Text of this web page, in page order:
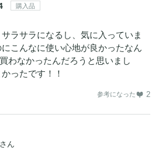
購入品
ラサラになるし、気に入っていま
こんなに使い心地が良かったなん
わなかったんだろうと思いまし
ったです！！
参考になった 2
さん